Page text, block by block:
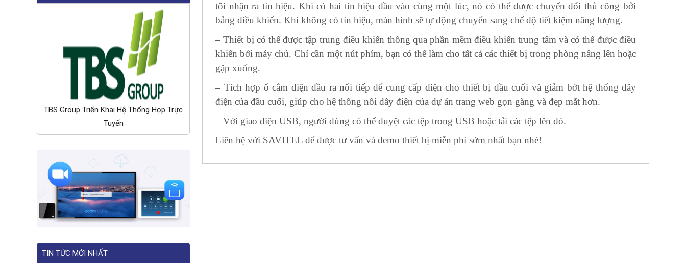
TBS Group Triển Khai Hệ Thống Họp Trực
Tuyến
TIN TỨC MỚI NHẤT
tôi nhận ra tín hiệu. Khi có hai tín hiệu dầu vào cùng một lúc, nó có thể được chuyển đổi thủ công bởi
bảng điều khiển. Khi không có tín hiệu, màn hình sẽ tự động chuyển sang chế độ tiết kiệm năng lượng.
– Thiết bị có thể được tập trung điều khiển thông qua phần mềm điều khiển trung tâm và có thể được điều
khiển bởi máy chủ. Chỉ cần một nút phím, bạn có thể làm cho tất cả các thiết bị trong phòng nâng lên hoặc
gập xuống.
– Tích hợp ổ cắm điện đầu ra nối tiếp để cung cấp điện cho thiết bị đầu cuối và giảm bớt hệ thống dây
điện của đầu cuối, giúp cho hệ thống nối dây điện của dự án trang web gọn gàng và đẹp mắt hơn.
– Với giao diện USB, người dùng có thể duyệt các tệp trong USB hoặc tải các tệp lên đó.
Liên hệ với SAVITEL để được tư vấn và demo thiết bị miễn phí sớm nhất bạn nhé!